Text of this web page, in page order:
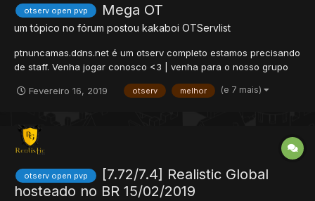
otserv open pvp Mega OT
um tópico no fórum postou kakaboi OTServlist
ptnuncamas.ddns.net é um otserv completo estamos precisando
de staff. Venha jogar conosco <3 | venha para o nosso grupo
Fevereiro 16, 2019
otserv melhor (e 7 mais)
otserv open pvp
[7.72/7.4] Realistic Global
hosteado no BR 15/02/2019